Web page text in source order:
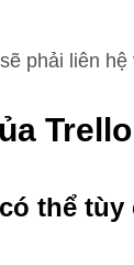
phải liên
Trello
thể tùy